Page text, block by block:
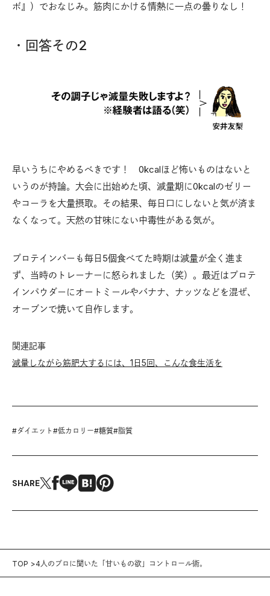
ボ』）でおなじみ。筋肉にかける情熱に一点の曇りなし！
・回答その2
早いうちにやめるべきです！ 0kcalほど怖いものはないと
いうのが持論。大会に出始めた頃、減量期に0kcalのゼリー
やコーラを大量摂取。その結果、毎日口にしないと気が済ま
なくなって。天然の甘味にない中毒性がある気が。
プロテインバーも毎日5個食べてた時期は減量が全く進ま
ず、当時のトレーナーに怒られました（笑）。最近はプロテ
インパウダーにオートミールやバナナ、ナッツなどを混ぜ、
オーブンで焼いて自作します。
関連記事
減量しながら筋肥大するには、1日5回、こんな食生活を
#ダイエット #低カロリー#糖質#脂質
SHARE
TOP 4人のプロに聞いた「甘いもの欲」コントロール術。